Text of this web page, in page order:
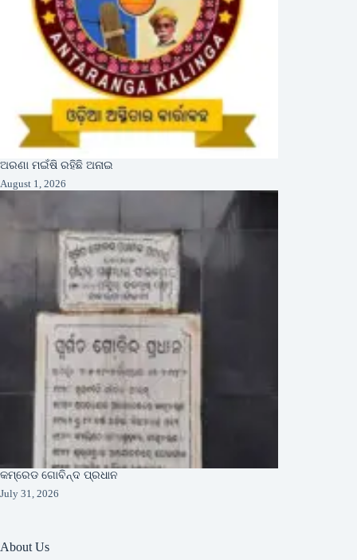
ଅରଣା ମଇଁଷି ରହିଛି ଅନାଇ
August 1, 2026
କମ୍ରେଡ ଗୋବିନ୍ଦ ପ୍ରଧାନ
July 31, 2026
About Us